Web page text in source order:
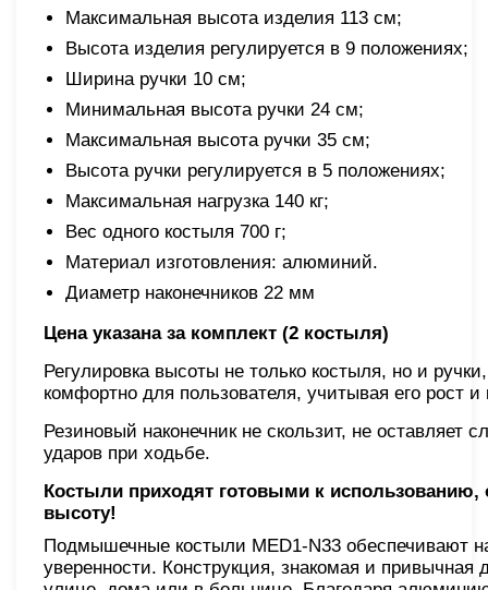
Максимальная высота изделия 113 см;
Высота изделия регулируется в 9 положениях;
Ширина ручки 10 см;
Минимальная высота ручки 24 см;
Максимальная высота ручки 35 см;
Высота ручки регулируется в 5 положениях;
Максимальная нагрузка 140 кг;
Вес одного костыля 700 г;
Материал изготовления: алюминий.
Диаметр наконечников 22 мм
Цена указана за комплект (2 костыля)
Регулировка высоты не только костыля, но и
комфортно для пользователя, учитывая его рост и
Резиновый наконечник не скользит, не оставляет
ударов при ходьбе.
Костыли приходят готовыми к использованию,
высоту!
Подмышечные костыли MED1-N33 обеспечивают
уверенности. Конструкция, знакомая и